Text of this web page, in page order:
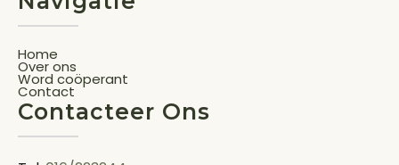
Home
Over ons
Word coöperant
Contact
Contacteer Ons